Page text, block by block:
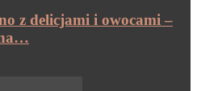
z delicjami i owocami –